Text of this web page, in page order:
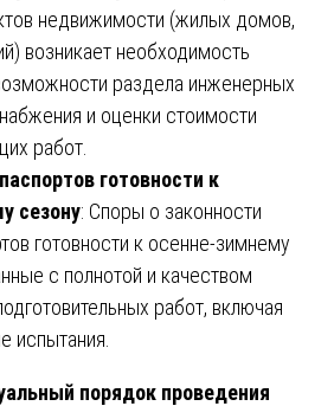
недвижимости (жилых домов,
возникает необходимость
раздела инженерных
и оценки стоимости
работ.
готовности к
сезону: Споры о законности
готовности к осенне-зимнему
с полнотой и качеством
работ, включая
испытания.
порядок проведения